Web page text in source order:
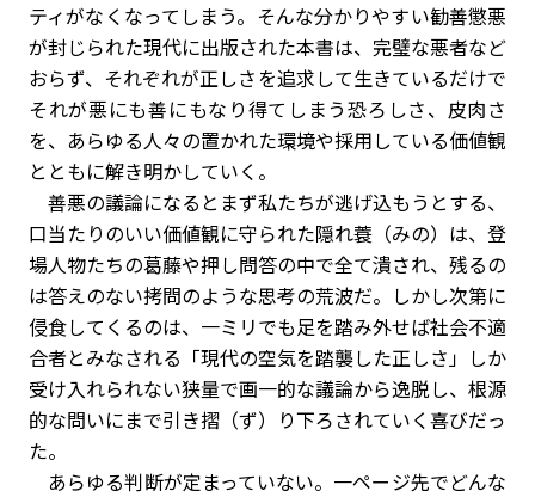
ティがなくなってしまう。そんな分かりやすい勧善懲悪
が封じられた現代に出版された本書は、完璧な悪者など
おらず、それぞれが正しさを追求して生きているだけで
それが悪にも善にもなり得てしまう恐ろしさ、皮肉さ
を、あらゆる人々の置かれた環境や採用している価値観
とともに解き明かしていく。
善悪の議論になるとまず私たちが逃げ込もうとする、
口当たりのいい価値観に守られた隠れ蓑（みの）は、登
場人物たちの葛藤や押し問答の中で全て潰され、残るの
は答えのない拷問のような思考の荒波だ。しかし次第に
侵食してくるのは、一ミリでも足を踏み外せば社会不適
合者とみなされる「現代の空気を踏襲した正しさ」しか
受け入れられない狭量で画一的な議論から逸脱し、根源
的な問いにまで引き摺（ず）り下ろされていく喜びだっ
た。
あらゆる判断が定まっていない。一ページ先でどんな